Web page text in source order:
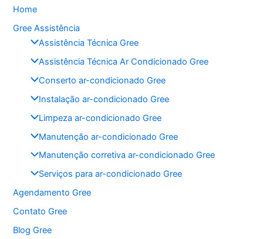
c
e
b
o
o
k
itt
er s
A
p
p
l
e
Home
Gree Assistência
Assistência Técnica Gree
Assistência Técnica Ar Condicionado Gree
Conserto ar-condicionado Gree
Instalação ar-condicionado Gree
Limpeza ar-condicionado Gree
Manutenção ar-condicionado Gree
Manutenção corretiva ar-condicionado Gree
Serviços para ar-condicionado Gree
Agendamento Gree
Contato Gree
Blog Gree